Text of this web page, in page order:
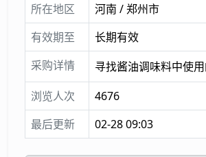
所在地区
河南 / 郑州市
有效期至
长期有效
采购详情
寻找酱油调味料中使
浏览人次
4676
最后更新
02-28 09:03